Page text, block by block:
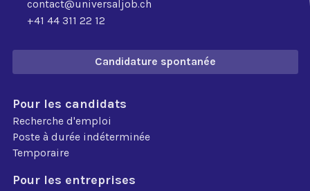
contact@universaljob.ch
+41 44 311 22 12
Candidature spontanée
Pour les candidats
Recherche d'emploi
Poste à durée indéterminée
Temporaire
Pour les entreprises